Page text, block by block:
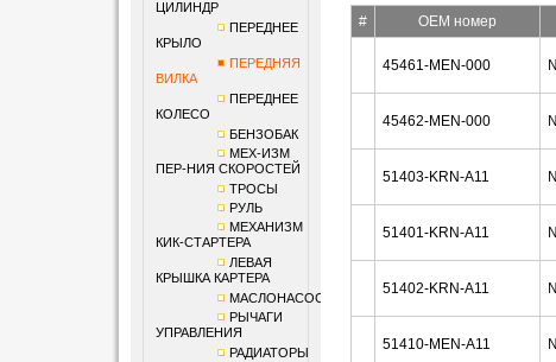
ЦИЛИНДР
ПЕРЕДНЕЕ
КРЫЛО
ПЕРЕДНЯЯ
ВИЛКА
ПЕРЕДНЕЕ
КОЛЕСО
БЕНЗОБАК
МЕХ-ИЗМ
ПЕР-НИЯ СКОРОСТЕЙ
ТРОСЫ
РУЛЬ
МЕХАНИЗМ
КИК-СТАРТЕРА
ЛЕВАЯ
КРЫШКА КАРТЕРА
МАСЛОНАСОС
РЫЧАГИ
УПРАВЛЕНИЯ
РАДИАТОРЫ
# OEM номер
45461-MEN-000
45462-MEN-000
51403-KRN-A11
51401-KRN-A11
51402-KRN-A11
51410-MEN-A11